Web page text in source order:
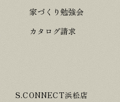
家づくり勉強会
カタログ請求
S.CONNECT浜松店